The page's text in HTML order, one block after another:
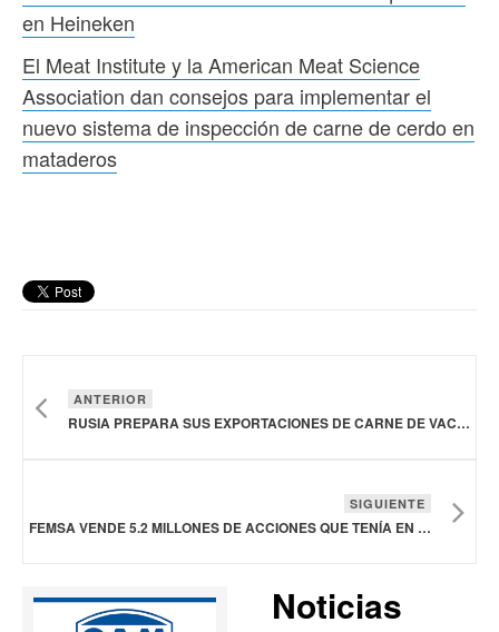
en Heineken
El Meat Institute y la American Meat Science
Association dan consejos para implementar el
nuevo sistema de inspección de carne de cerdo en
mataderos
ANTERIOR
RUSIA PREPARA SUS EXPORTACIONES DE CARNE DE VACUNO HACIA MALASIA
SIGUIENTE
FEMSA VENDE 5.2 MILLONES DE ACCIONES QUE TENÍA EN HEINEKEN
Noticias